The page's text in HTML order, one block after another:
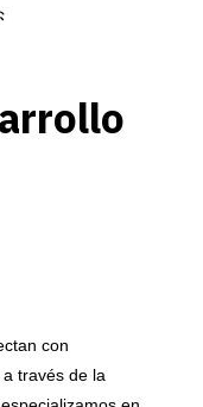
con
través de la